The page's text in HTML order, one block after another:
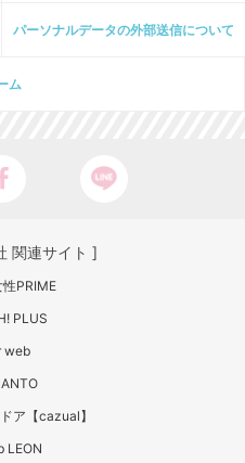
パーソナルデータの外部送信について
ム
関連サイト ]
PRIME
PLUS
web
ア【cazual】
LEON